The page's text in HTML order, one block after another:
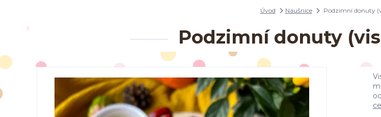
Úvod Náušnice Podzimní donuty
Podzimní donuty